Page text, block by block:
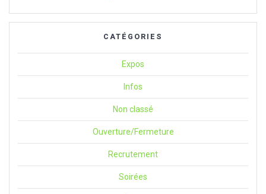
CATÉGORIES
Expos
Infos
Non classé
Ouverture/Fermeture
Recrutement
Soirées